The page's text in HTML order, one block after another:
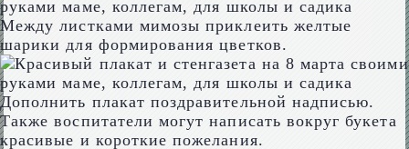
Между листками мимозы приклеить желтые
шарики для формирования цветков.
Дополнить плакат поздравительной надписью.
Также воспитатели могут написать вокруг букета
красивые и короткие пожелания.